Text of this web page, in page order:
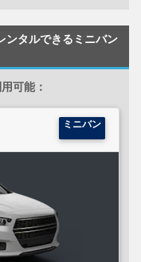
タルできるミニバン
可能：
ミニバン